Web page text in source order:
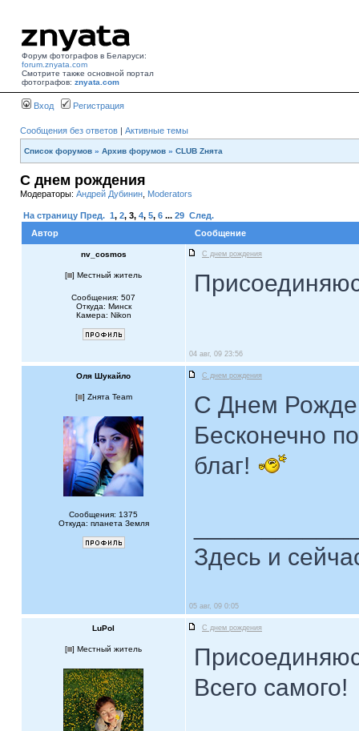
Форум фотографов в Беларуси:
forum.znyata.com
Смотрите также основной портал
фотографов: znyata.com
Вход Регистрация
Сообщения без ответов | Активные темы
Список форумов » Архив форумов » CLUB Zнята
С днем рождения
Модераторы: Андрей Дубинин Moderators
На страницу Пред. 1, 2, 3, 4, 5, 6 ... 29 След.
Автор
Сообщение
nv_cosmos С днем рождения
[ ] Местный житель
Сообщения: 507
Откуда: Минск
Камера: Nikon
04 авг, 09 23:56
Оля Шукайло С днем рождения
[ ] Zнята Team
Сообщения: 1375
Откуда: планета Земля
С Днем
Бесконечно
благ!
Здесь и
05 авг, 09 0:05
LuPol С днем рождения
[ ] Местный житель
Всего самого!